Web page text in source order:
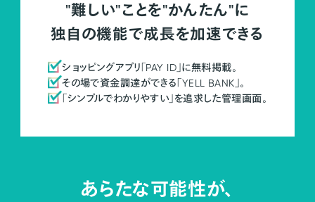
"難しい"ことを"かんたん"に
独自の機能で成長を加速できる
ショッピングアプリ「PAY ID」に無料掲載。
その場で資金調達ができる「YELL BANK」。
「シンプルでわかりやすい」を追求した管理画面。
あらたな可能性が、